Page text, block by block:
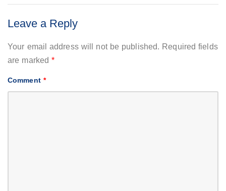
Leave a Reply
Your email address will not be published. Required fields
are marked*
Comment *